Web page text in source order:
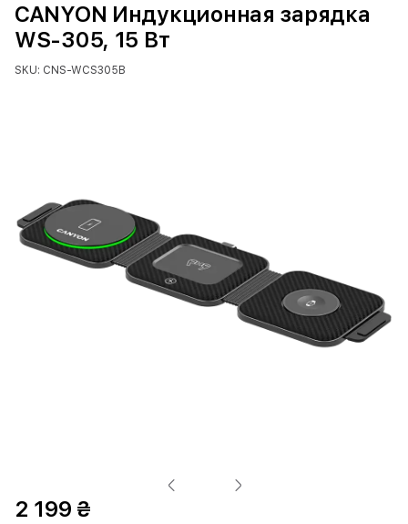
CANYON Индукционная зарядка
WS-305, 15 Вт
SKU: CNS-WCS305B
2 199 ₴